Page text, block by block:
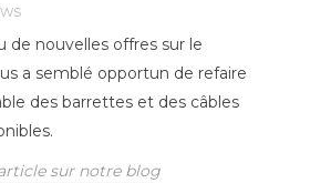
de nouvelles offres sur le
a semblé opportun de refaire
des barrettes et des câbles
sur notre blog